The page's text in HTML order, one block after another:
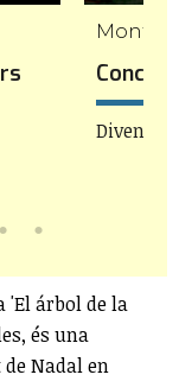
Mont-
'El árbol de la
és una
Nadal en